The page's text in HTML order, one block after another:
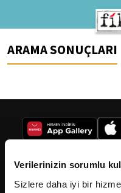
Verilerinizin sorumlu
Sizlere daha iyi bir
ARAMA SONUÇLARI